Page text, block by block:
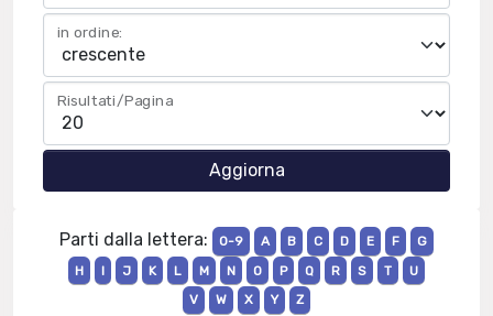
in ordine:
Risultati/Pagina
Parti dalla lettera: 0-9 A B C D E F
G
H
I J K L M N O P Q R S T
U
V
W X Y Z